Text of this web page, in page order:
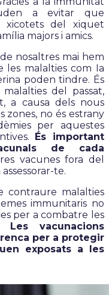
a evitar que
xicotets del xiquet
majors i amics.
nosaltres mai hem
les malalties com Ia
poden tindre. És
del passat,
a causa dels nous
zones, no és estrany
per aquestes
És important
de cada
vacunes fora del
te.
contraure malalties
immunitaris no
per a combatre les
Les vacunacions
per a protegir
exposats a les